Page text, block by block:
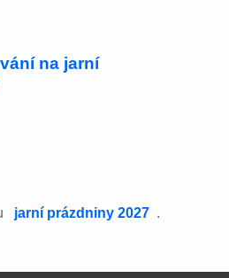
na jarní
jarní prázdniny 2027 .